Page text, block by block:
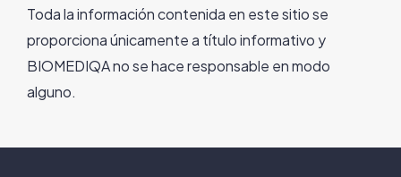
Toda la información contenida en este sitio se
proporciona únicamente a título informativo y
BIOMEDIQA no se hace responsable en modo
alguno.